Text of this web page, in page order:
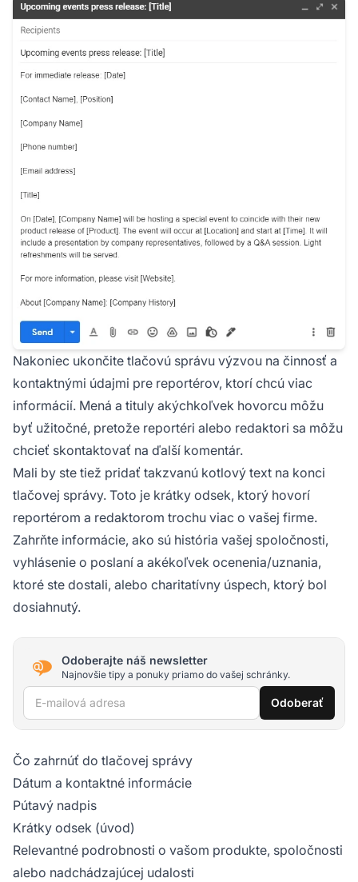
Nakoniec ukončite tlačovú správu výzvou na činnosť a
kontaktnými údajmi pre reportérov, ktorí chcú viac
informácií. Mená a tituly akýchkoľvek hovorcu môžu
byť užitočné, pretože reportéri alebo redaktori sa môžu
chcieť skontaktovať na ďalší komentár.
Mali by ste tiež pridať takzvanú kotlový text na konci
tlačovej správy. Toto je krátky odsek, ktorý hovorí
reportérom a redaktorom trochu viac o vašej firme.
Zahrňte informácie, ako sú história vašej spoločnosti,
vyhlásenie o poslaní a akékoľvek ocenenia/uznania,
ktoré ste dostali, alebo charitatívny úspech, ktorý bol
dosiahnutý.
Odoberajte náš newsletter
Najnovšie tipy a ponuky priamo do vašej schránky.
E-mailová adresa Odoberať
Čo zahrnúť do tlačovej správy
Dátum a kontaktné informácie
Pútavý nadpis
Krátky odsek (úvod)
Relevantné podrobnosti o vašom produkte, spoločnosti
alebo nadchádzajúcej udalosti